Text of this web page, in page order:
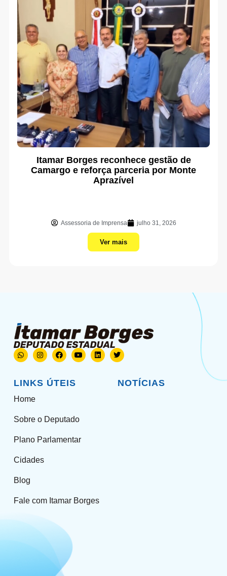
Itamar Borges reconhece gestão de
Camargo e reforça parceria por Monte
Aprazível
Assessoria de Imprensa julho 31, 2026
Ver mais
LINKS ÚTEIS
Home
Sobre o Deputado
Plano Parlamentar
Cidades
Blog
Fale com Itamar Borges
NOTÍCIAS